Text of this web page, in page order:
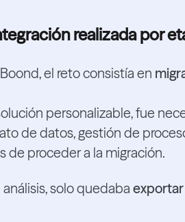
realizada por
el reto consistía en
personalizable, fue
de datos, gestión de
de proceder a la migración.
solo quedaba